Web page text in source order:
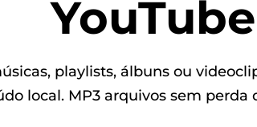
YouTube
playlists, álbuns ou
local. MP3 arquivos sem perda